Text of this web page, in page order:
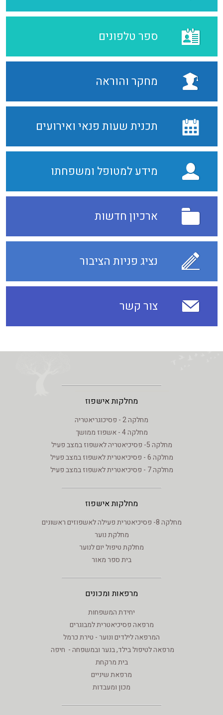
ספר טלפונים
מחקר והוראה
תכנית שעות פנאי ואירועים
מידע למטופל ומשפחתו
ארכיון חדשות
נציג פניות הציבור
צור קשר
מחלקות אישפוז
מחלקה 2 - פסיכוגריאטריה
מחלקה 4 - אשפוז ממושך
מחלקה 5- פסיכיאטריה לאשפוז במצב פעיל
מחלקה 6 - פסיכיאטרית לאשפוז במצב פעיל
מחלקה 7 - פסיכיאטרית לאשפוז במצב פעיל
מחלקות אישפוז
מחלקה 8- פסיכיאטרית פעילה לאשפוזים ראשונים
מחלקת נוער
מחלקת טיפול יום לנוער
בית ספר מאור
מרפאות ומכונים
יחידת המשפחות
מרפאה פסיכיאטרית למבוגרים
המרפאה לילדים ונוער - טירת כרמל
מרפאה לטיפול בילד, בנער ובמשפחה - חיפה
בית מרקחת
מרפאת שיניים
מכון ומעבדות